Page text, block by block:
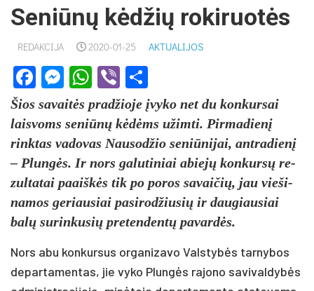
Seniūnų kėdžių rokiruotės
REDAKCIJA 2020-01-25 AKTUALIJOS
Facebook
Messenger
WhatsApp
Viber
Šios sa­vaitės pra­džio­je įvy­ko net du kon­kur­sai
lais­voms se­niūnų kėdėms užim­ti. Pir­ma­dienį
rink­tas va­do­vas Nau­sod­žio se­niū­ni­jai, ant­ra­dienį
– Plungės. Ir nors ga­lu­ti­niai abiejų kon­kursų re­
zul­ta­tai paaiškės tik po po­ros sa­vai­čių, jau vie­ši­
na­mos ge­riau­siai pa­si­rod­žiu­sių ir dau­giau­siai
balų su­rin­ku­sių pre­ten­dentų pa­vardės.
Nors abu kon­kur­sus or­ga­ni­za­vo Vals­tybės tar­ny­bos
de­par­ta­men­tas, jie vy­ko Plungės ra­jo­no sa­vi­val­dybės